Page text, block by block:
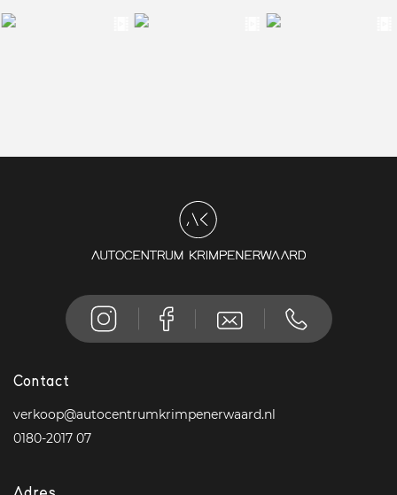
Contact
verkoop@autocentrumkrimpenerwaard.nl
0180-2017 07